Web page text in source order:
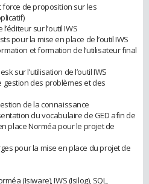
force de proposition sur les
sur l’outil IWS
pour la mise en place de l’outil IWS
et formation de l’utilisateur final
sur l’utilisation de l’outil IWS
gestion des problèmes et des
de la connaissance
du vocabulaire de GED afin de
place Norméa pour le projet de
pour la mise en place du projet de
(Isiware), IWS (Isilog), SQL,